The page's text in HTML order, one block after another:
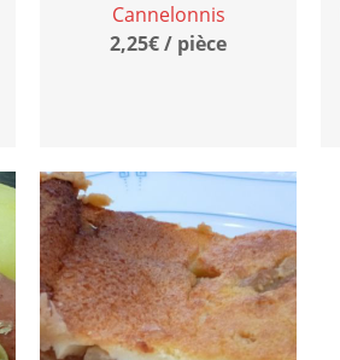
Cannelonnis
2,25€ / pièce